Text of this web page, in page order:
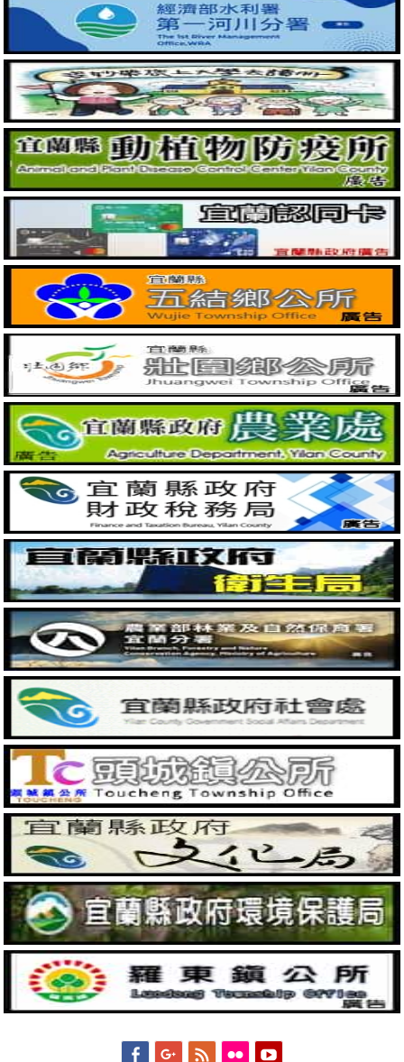
FacebookGoogleplus
Feed Flickr